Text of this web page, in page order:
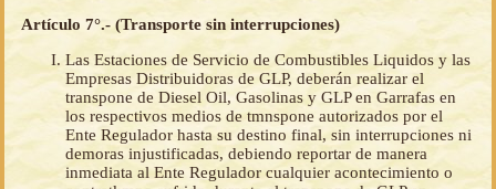
Artículo 7°.- (Transporte sin interrupciones)
Las Estaciones de Servicio de Combustibles Liquidos y las
Empresas Distribuidoras de GLP, deberán realizar el
transpone de Diesel Oil, Gasolinas y GLP en Garrafas en
los respectivos medios de tmnspone autorizados por el
Ente Regulador hasta su destino final, sin interrupciones ni
demoras injustificadas, debiendo reportar de manera
inmediata al Ente Regulador cualquier acontecimiento o